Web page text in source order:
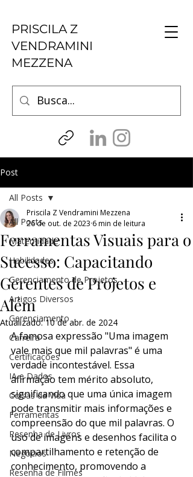
PRISCILA Z
VENDRAMINI
MEZZENA
Post
All Posts
Maternidade
Habilidades
Gerenciamento de Projetos
Artigos Diversos
Gerenciamento
Carreira
Certificações
IA e Dados
Coisas da Vida
Ferramentas
Resenha de Livros
Negócios
Resenha de Filmes
All Posts
Ferramentas Visuais para o
Sucesso: Capacitando
Gerentes de Projetos e
Além
Priscila Z Vendramini Mezzena
26 de out. de 2023 6 min de leitura
Atualizado:10 de abr. de 2024
A famosa expressão "Uma imagem
vale mais que mil palavras" é uma
verdade incontestável. Essa
afirmação tem mérito absoluto,
significando que uma única imagem
pode transmitir mais informações e
compreensão do que mil palavras. O
uso de imagens e desenhos facilita o
compartilhamento e retenção de
conhecimento, promovendo a